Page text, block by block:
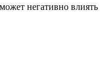
негативно влиять